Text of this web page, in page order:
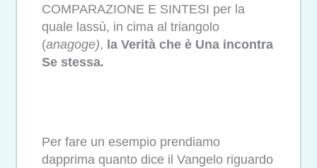
COMPARAZIONE E SINTESI per la
quale lassù, in cima al triangolo
(anagoge), la Verità che è Una incontra
Se stessa.
Per fare un esempio prendiamo
dapprima quanto dice il Vangelo riguardo